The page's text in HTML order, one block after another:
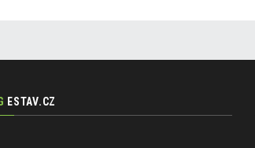
ESTAV.CZ